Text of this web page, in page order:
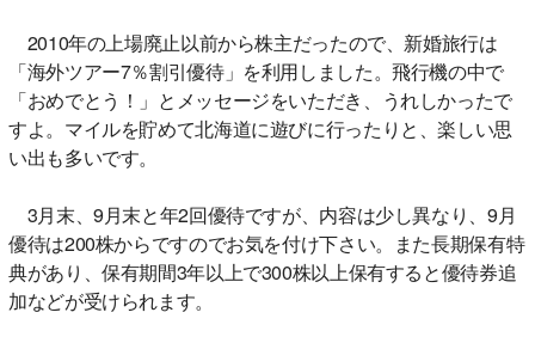
2010年の上場廃止以前から株主だったので、新婚旅行は
「海外ツアー7％割引優待」を利用しました。飛行機の中で
「おめでとう！」とメッセージをいただき、うれしかったで
すよ。マイルを貯めて北海道に遊びに行ったりと、楽しい思
い出も多いです。
3月末、9月末と年2回優待ですが、内容は少し異なり、9月
優待は200株からですのでお気を付け下さい。また長期保有特
典があり、保有期間3年以上で300株以上保有すると優待券追
加などが受けられます。